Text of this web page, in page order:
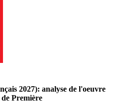
2027): analyse de l'oeuvre
Première